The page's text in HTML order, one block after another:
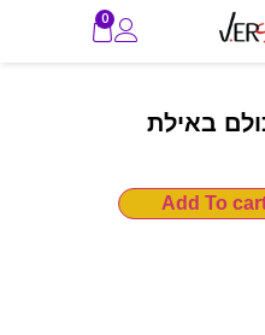
0
באילת
Add To